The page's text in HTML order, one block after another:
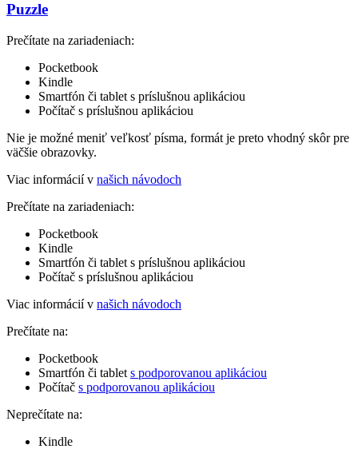
Puzzle
Prečítate na zariadeniach:
Pocketbook
Kindle
Smartfón či tablet s príslušnou aplikáciou
Počítač s príslušnou aplikáciou
Nie je možné meniť veľkosť písma, formát je preto vhodný skôr pre
väčšie obrazovky.
Viac informácií v našich návodoch
Prečítate na zariadeniach:
Pocketbook
Kindle
Smartfón či tablet s príslušnou aplikáciou
Počítač s príslušnou aplikáciou
Viac informácií v našich návodoch
Prečítate na:
Pocketbook
Smartfón či tablet s podporovanou aplikáciou
Počítač s podporovanou aplikáciou
Neprečítate na:
Kindle